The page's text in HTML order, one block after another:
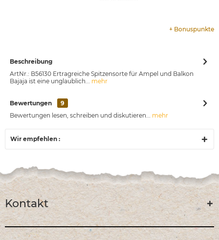
+ Bonuspunkte
Beschreibung
ArtNr.: B56130 Ertragreiche Spitzensorte für Ampel und Balkon
Bajaja ist eine unglaublich... mehr
Bewertungen
9
Bewertungen lesen, schreiben und diskutieren... mehr
Wir empfehlen :
Kontakt